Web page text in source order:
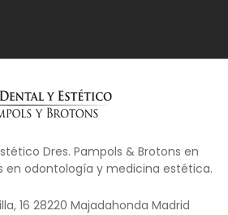
Dres. Pampols & Brotons en
en odontología y medicina estética.
16 28220 Majadahonda Madrid